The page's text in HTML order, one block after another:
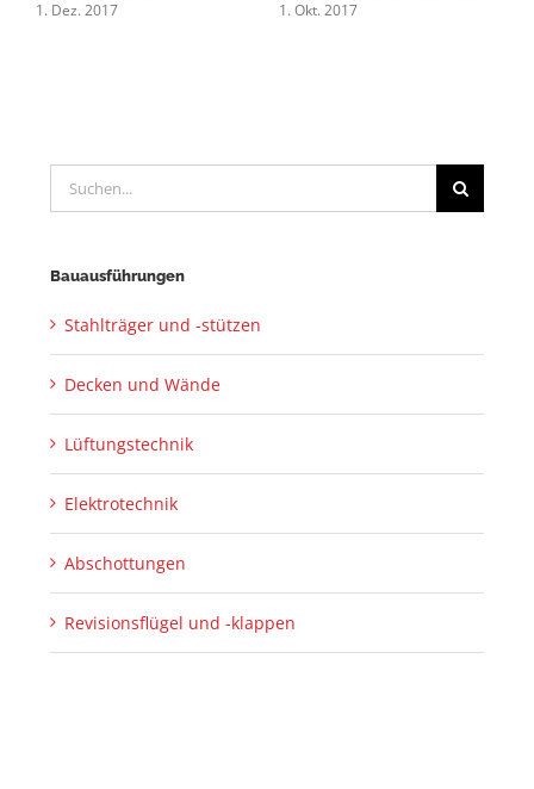
1. Dez. 2017 1. Okt. 2017
Suche
nach:
Bauausführungen
Stahlträger und -stützen
Decken und Wände
Lüftungstechnik
Elektrotechnik
Abschottungen
Revisionsflügel und -klappen